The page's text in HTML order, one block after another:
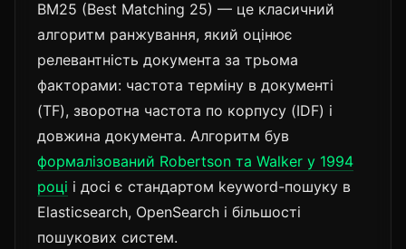
BM25 (Best Matching 25) — це класичний
алгоритм ранжування, який оцінює
релевантність документа за трьома
факторами: частота терміну в документі
(TF), зворотна частота по корпусу (IDF) і
довжина документа. Алгоритм був
формалізований Robertson та Walker у 1994
році і досі є стандартом keyword-пошуку в
Elasticsearch, OpenSearch і більшості
пошукових систем.